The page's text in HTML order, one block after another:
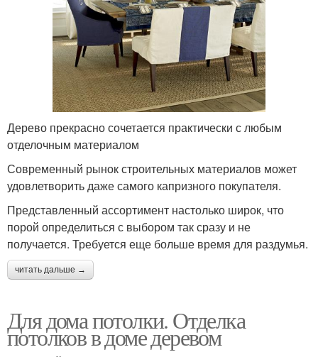
Дерево прекрасно сочетается практически с любым
отделочным материалом
Современный рынок строительных материалов может
удовлетворить даже самого капризного покупателя.
Представленный ассортимент настолько широк, что
порой определиться с выбором так сразу и не
получается. Требуется еще больше время для раздумья.
читать дальше →
Для дома потолки. Отделка
потолков в доме деревом